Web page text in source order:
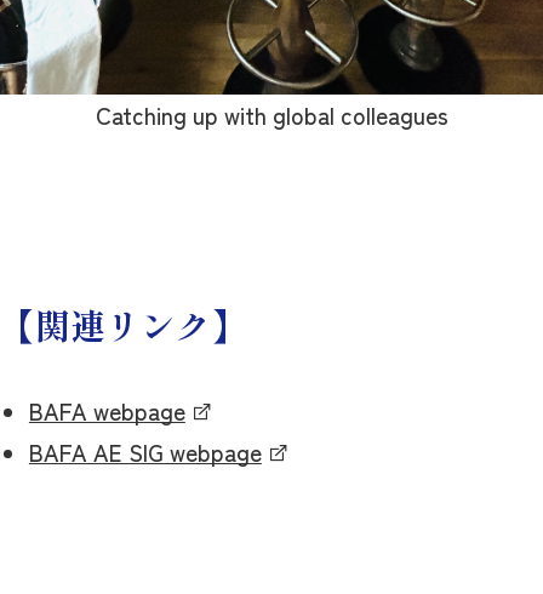
Catching up with global colleagues
【関連リンク】
BAFA webpage
BAFA AE SIG webpage